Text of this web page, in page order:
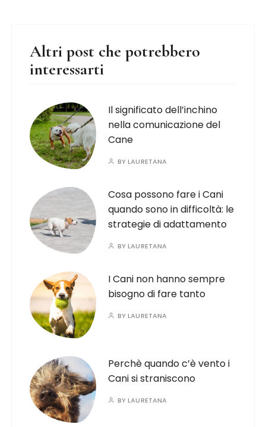
Altri post che potrebbero
interessarti
Il significato dell’inchino
nella comunicazione del
Cane
BYLAURETANA
Cosa possono fare i Cani
quando sono in difficoltà: le
strategie di adattamento
BYLAURETANA
I Cani non hanno sempre
bisogno di fare tanto
BYLAURETANA
Perchè quando c’è vento i
Cani si straniscono
BYLAURETANA